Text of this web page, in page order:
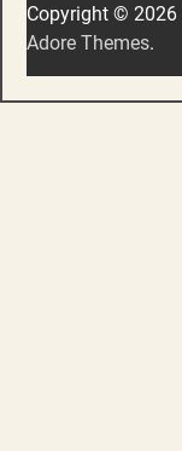
Copyright © 2026
Adore Themes.